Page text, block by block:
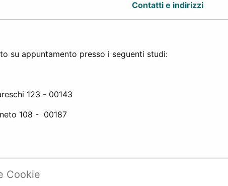
Contatti e indirizzi
su appuntamento presso i seguenti studi:
123 - 00143
108 - 00187
Cookie